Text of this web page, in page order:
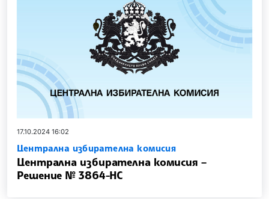
17.10.2024 16:02
Централна избирателна комисия
Централна избирателна комисия –
Решение № 3864-НС